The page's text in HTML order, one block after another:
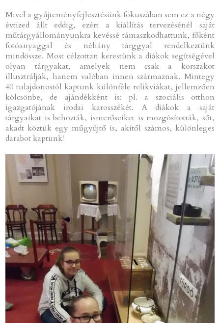
Mivel a gyűjteményfejlesztésünk fókuszában sem ez a négy
évtized állt eddig, ezért a kiállítás tervezésénél saját
műtárgyállományunkra kevéssé támaszkodhattunk, főként
fotóanyaggal és néhány tárggyal rendelkeztünk
mindössze. Most célzottan kerestünk a diákok segítségével
olyan tárgyakat, amelyek nem csak a korszakot
illusztrálják, hanem valóban innen származnak. Mintegy
40 tulajdonostól kaptunk különféle relikviákat, jellemzően
kölcsönbe, de ajándékként is: pl. a szociális otthon
igazgatójának irodai karosszékét. A diákok a saját
tárgyaikat is behozták, ismerőseiket is mozgósították, sőt,
akadt köztük egy műgyűjtő is, akitől számos, különleges
darabot kaptunk!